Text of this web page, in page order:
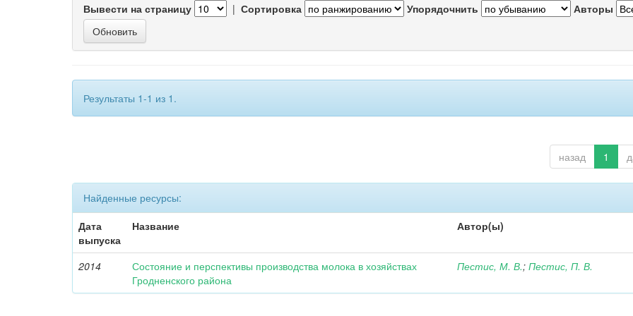
Вывести на страницу | Сортировка Упорядочнить Авторы
Результаты 1-1 из 1.
назад 1
Найденные ресурсы:
Дата
выпуска
Название Автор(ы)
2014
Состояние и перспективы производства молока в хозяйствах
Гродненского района
Пестис, М. В.;Пестис, П. В.